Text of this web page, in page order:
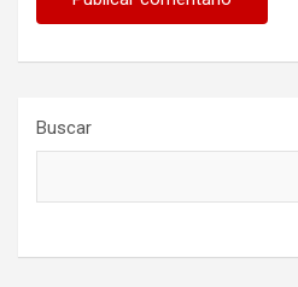
Buscar